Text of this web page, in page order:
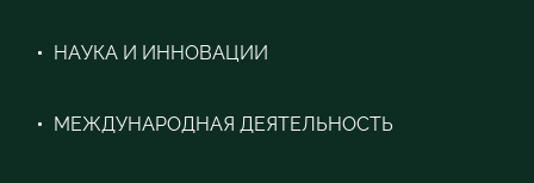
НАУКА И ИННОВАЦИИ
МЕЖДУНАРОДНАЯ ДЕЯТЕЛЬНОСТЬ